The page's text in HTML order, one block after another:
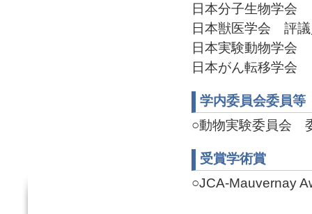
日本分子生物学会
日本獣医学会 評
日本実験動物学会
日本がん転移学会
学内委員会委員等
○動物実験委員会
受賞学術賞
○JCA-Mauvernay